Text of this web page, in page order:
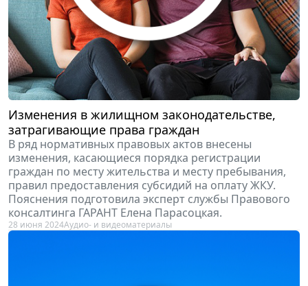
Изменения в жилищном законодательстве,
затрагивающие права граждан
В ряд нормативных правовых актов внесены
изменения, касающиеся порядка регистрации
граждан по месту жительства и месту пребывания,
правил предоставления субсидий на оплату ЖКУ.
Пояснения подготовила эксперт службы Правового
консалтинга ГАРАНТ Елена Парасоцкая.
28 июня 2024Аудио- и видеоматериалы